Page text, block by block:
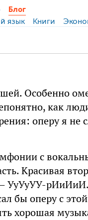
Блог
язык Книги
Особенно
как
оперу я
с
Красивая
УуУуУУ-
бы оперу с
хорошая